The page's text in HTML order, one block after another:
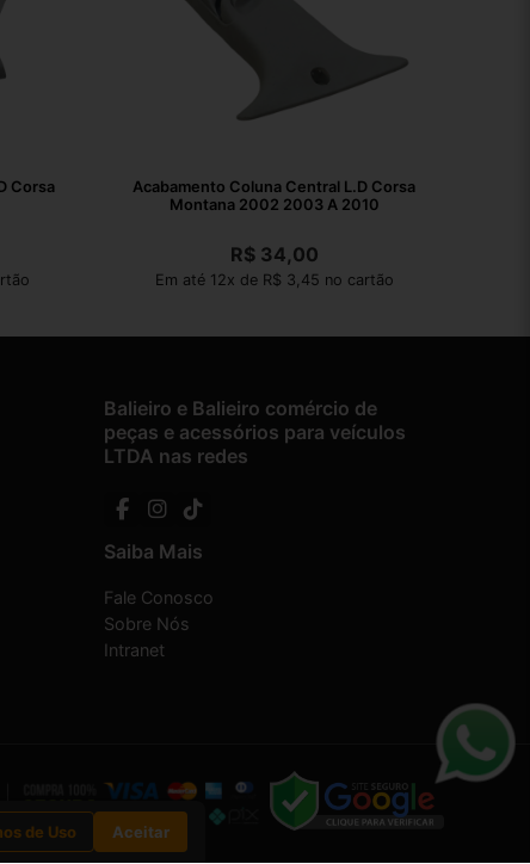
Corsa
Acabamento Coluna Central L.D Corsa
Montana 2002 2003 A 2010
R$34,00
Em até 12x de R$ 3,45 no cartão
Balieiro e Balieiro comércio de
peças e acessórios para veículos
LTDA nas redes
Saiba Mais
Fale Conosco
Sobre Nós
Intranet
de Uso Aceitar